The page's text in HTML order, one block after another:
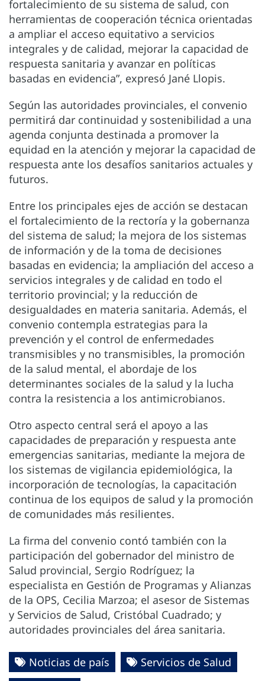
fortalecimiento de su sistema de salud, con
herramientas de cooperación técnica orientadas
a ampliar el acceso equitativo a servicios
integrales y de calidad, mejorar la capacidad de
respuesta sanitaria y avanzar en políticas
basadas en evidencia”, expresó Jané Llopis.
Según las autoridades provinciales, el convenio
permitirá dar continuidad y sostenibilidad a una
agenda conjunta destinada a promover la
equidad en la atención y mejorar la capacidad de
respuesta ante los desafíos sanitarios actuales y
futuros.
Entre los principales ejes de acción se destacan
el fortalecimiento de la rectoría y la gobernanza
del sistema de salud; la mejora de los sistemas
de información y de la toma de decisiones
basadas en evidencia; la ampliación del acceso a
servicios integrales y de calidad en todo el
territorio provincial; y la reducción de
desigualdades en materia sanitaria. Además, el
convenio contempla estrategias para la
prevención y el control de enfermedades
transmisibles y no transmisibles, la promoción
de la salud mental, el abordaje de los
determinantes sociales de la salud y la lucha
contra la resistencia a los antimicrobianos.
Otro aspecto central será el apoyo a las
capacidades de preparación y respuesta ante
emergencias sanitarias, mediante la mejora de
los sistemas de vigilancia epidemiológica, la
incorporación de tecnologías, la capacitación
continua de los equipos de salud y la promoción
de comunidades más resilientes.
La firma del convenio contó también con la
participación del gobernador del ministro de
Salud provincial, Sergio Rodríguez; la
especialista en Gestión de Programas y Alianzas
de la OPS, Cecilia Marzoa; el asesor de Sistemas
y Servicios de Salud, Cristóbal Cuadrado; y
autoridades provinciales del área sanitaria.
Noticias de país
Servicios de Salud